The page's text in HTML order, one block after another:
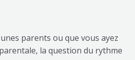
parents ou que vous ayez
la question du rythme